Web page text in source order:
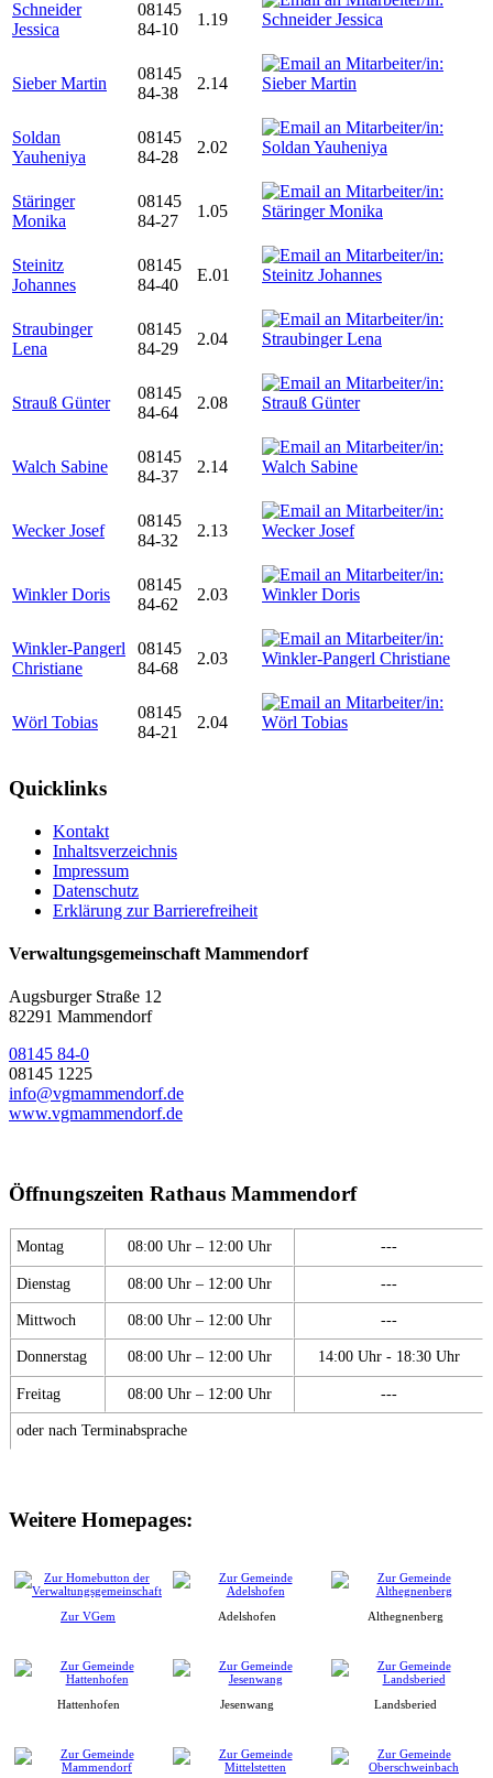
Schneider
Jessica
08145
84-10
1.19
Sieber Martin
08145
84-38
2.14
Soldan
Yauheniya
08145
84-28
2.02
Stäringer
Monika
08145
84-27
1.05
Steinitz
Johannes
08145
84-40
E.01
Straubinger
Lena
08145
84-29
2.04
Strauß Günter
08145
84-64
2.08
Walch Sabine
08145
84-37
2.14
Wecker Josef
08145
84-32
2.13
Winkler Doris
08145
84-62
2.03
Winkler-Pangerl
Christiane
08145
84-68
2.03
Wörl Tobias
08145
84-21
2.04
Quicklinks
Kontakt
Inhaltsverzeichnis
Impressum
Datenschutz
Erklärung zur Barrierefreiheit
Verwaltungsgemeinschaft Mammendorf
Augsburger Straße 12
82291 Mammendorf
08145 84-0
08145 1225
info@vgmammendorf.de
www.vgmammendorf.de
Öffnungszeiten Rathaus Mammendorf
Montag 08:00 Uhr – 12:00 Uhr ---
Dienstag 08:00 Uhr – 12:00 Uhr ---
Mittwoch 08:00 Uhr – 12:00 Uhr ---
Donnerstag 08:00 Uhr – 12:00 Uhr 14:00 Uhr - 18:30 Uhr
Freitag 08:00 Uhr – 12:00 Uhr ---
oder nach Terminabsprache
Weitere Homepages:
Zur VGem Adelshofen Althegnenberg
Hattenhofen Jesenwang Landsberied